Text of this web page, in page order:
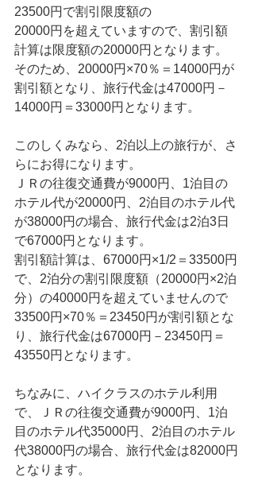
23500円で割引限度額の
20000円を超えていますので、割引額
計算は限度額の20000円となります。
そのため、20000円×70％＝14000円が
割引額となり、旅行代金は47000円－
14000円＝33000円となります。
このしくみなら、2泊以上の旅行が、さ
らにお得になります。
ＪＲの往復交通費が9000円、1泊目の
ホテル代が20000円、2泊目のホテル代
が38000円の場合、旅行代金は2泊3日
で67000円となります。
割引額計算は、67000円×1/2＝33500円
で、2泊分の割引限度額（20000円×2泊
分）の40000円を超えていませんので
33500円×70％＝23450円が割引額とな
り、旅行代金は67000円－23450円＝
43550円となります。
ちなみに、ハイクラスのホテル利用
で、ＪＲの往復交通費が9000円、1泊
目のホテル代35000円、2泊目のホテル
代38000円の場合、旅行代金は82000円
となります。